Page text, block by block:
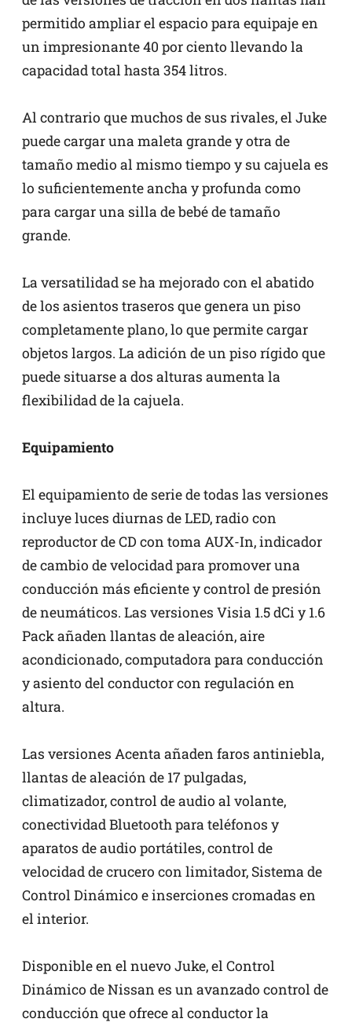
permitido ampliar el espacio para equipaje en
un impresionante 40 por ciento llevando la
capacidad total hasta 354 litros.
Al contrario que muchos de sus rivales, el Juke
puede cargar una maleta grande y otra de
tamaño medio al mismo tiempo y su cajuela es
lo suficientemente ancha y profunda como
para cargar una silla de bebé de tamaño
grande.
La versatilidad se ha mejorado con el abatido
de los asientos traseros que genera un piso
completamente plano, lo que permite cargar
objetos largos. La adición de un piso rígido que
puede situarse a dos alturas aumenta la
flexibilidad de la cajuela.
Equipamiento
El equipamiento de serie de todas las versiones
incluye luces diurnas de LED, radio con
reproductor de CD con toma AUX-In, indicador
de cambio de velocidad para promover una
conducción más eficiente y control de presión
de neumáticos. Las versiones Visia 1.5 dCi y 1.6
Pack añaden llantas de aleación, aire
acondicionado, computadora para conducción
y asiento del conductor con regulación en
altura.
Las versiones Acenta añaden faros antiniebla,
llantas de aleación de 17 pulgadas,
climatizador, control de audio al volante,
conectividad Bluetooth para teléfonos y
aparatos de audio portátiles, control de
velocidad de crucero con limitador, Sistema de
Control Dinámico e inserciones cromadas en
el interior.
Disponible en el nuevo Juke, el Control
Dinámico de Nissan es un avanzado control de
conducción que ofrece al conductor la